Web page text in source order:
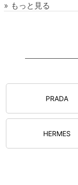
» もっと見る
PRADA
HERMES